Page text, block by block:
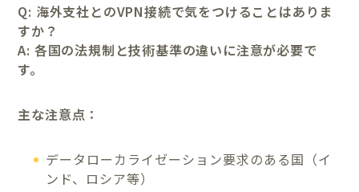
Q: 海外支社とのVPN接続で気をつけることはありま
すか？
A: 各国の法規制と技術基準の違いに注意が必要で
す。
主な注意点：
データローカライゼーション要求のある国（イ
ンド、ロシア等）